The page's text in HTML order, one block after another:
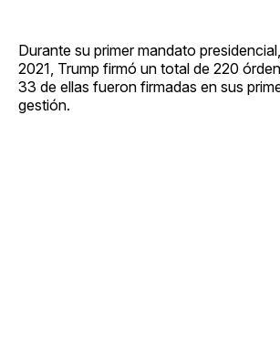
Durante su primer mandato
2021, Trump firmó un total de 220
33 de ellas fueron firmadas en sus
gestión.